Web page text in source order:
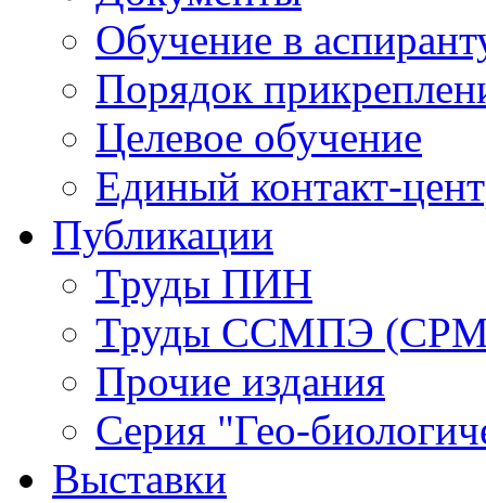
Обучение в
Порядок
Целевое обучение
Единый контакт-
Публикации
Труды ПИН
Труды ССМПЭ
Прочие издания
Серия "Гео-
Выставки